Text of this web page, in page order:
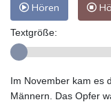
Hören
Textgröße:
Im November kam es
Männern. Das Opfer